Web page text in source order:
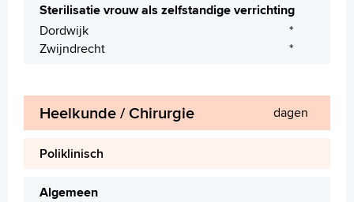
Sterilisatie vrouw als zelfstandige verrichting
Dordwijk
*
Zwijndrecht
*
Heelkunde / Chirurgie dagen
Poliklinisch
Algemeen